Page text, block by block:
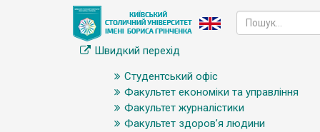
Швидкий перехід
Студентський офіс
Факультет економіки та управління
Факультет журналістики
Факультет здоров’я людини